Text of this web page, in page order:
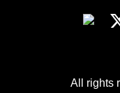
All rights